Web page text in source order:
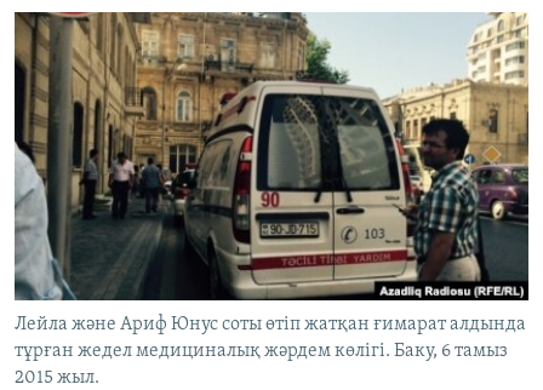
Skip
to
Search
ӘЛЕУМЕТ
ӘЛЕМ
АРНАЙЫ ЖОБАЛАР
Русский
ЖАЗЫЛЫҢЫЗ
Басқа тілдерде
Лейла және Ариф Юнус соты өтіп жатқан ғимарат алдында
тұрған жедел медициналық жәрдем көлігі. Баку, 6 тамыз
2015 жыл.